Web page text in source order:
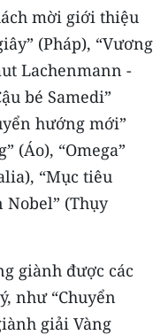
mời giới thiệu
(Pháp), “Vương
Lachenmann -
bé Samedi”
hướng mới”
(Áo), “Omega”
“Mục tiêu
Nobel” (Thụy
giành được các
như “Chuyển
giải Vàng